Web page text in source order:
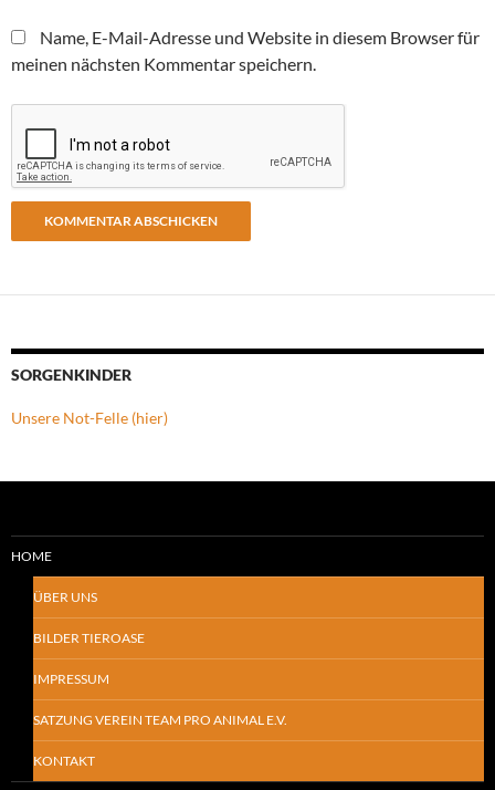
Name, E-Mail-Adresse und Website in diesem Browser für
meinen nächsten Kommentar speichern.
SORGENKINDER
Unsere Not-Felle (hier)
HOME
ÜBER UNS
BILDER TIEROASE
IMPRESSUM
SATZUNG VEREIN TEAM PRO ANIMAL E.V.
KONTAKT